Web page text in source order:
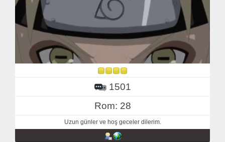
1501
Rom: 28
Uzun günler ve hoş geceler dilerim.